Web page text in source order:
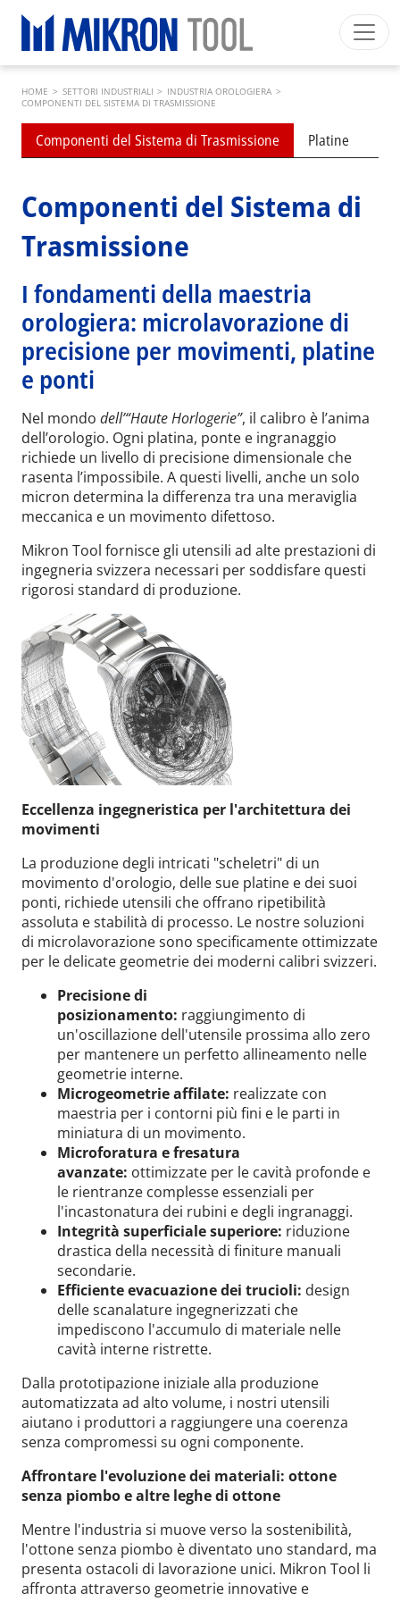
Italiano Area riservata
Main navigation
SETTORI INDUSTRIALI
SERVIZI
EXPERTISE
INSIDE MIKRON TOOL
Breadcrumb
HOME > SETTORI INDUSTRIALI > INDUSTRIA OROLOGIERA >
COMPONENTI DEL SISTEMA DI TRASMISSIONE
Submenu industries
Componenti del Sistema di Trasmissione Platine
Componenti del Sistema di
Trasmissione
I fondamenti della maestria
orologiera: microlavorazione di
precisione per movimenti, platine
e ponti
Nel mondo dell’“Haute Horlogerie”, il calibro è l’anima
dell’orologio. Ogni platina, ponte e ingranaggio
richiede un livello di precisione dimensionale che
rasenta l’impossibile. A questi livelli, anche un solo
micron determina la differenza tra una meraviglia
meccanica e un movimento difettoso.
Mikron Tool fornisce gli utensili ad alte prestazioni di
ingegneria svizzera necessari per soddisfare questi
rigorosi standard di produzione.
Eccellenza ingegneristica per l'architettura dei
movimenti
La produzione degli intricati "scheletri" di un
movimento d'orologio, delle sue platine e dei suoi
ponti, richiede utensili che offrano ripetibilità
assoluta e stabilità di processo. Le nostre soluzioni
di microlavorazione sono specificamente ottimizzate
per le delicate geometrie dei moderni calibri svizzeri.
Precisione di
posizionamento: raggiungimento di
un'oscillazione dell'utensile prossima allo zero
per mantenere un perfetto allineamento nelle
geometrie interne.
Microgeometrie affilate: realizzate con
maestria per i contorni più fini e le parti in
miniatura di un movimento.
Microforatura e fresatura
avanzate: ottimizzate per le cavità profonde e
le rientranze complesse essenziali per
l'incastonatura dei rubini e degli ingranaggi.
Integrità superficiale superiore: riduzione
drastica della necessità di finiture manuali
secondarie.
Efficiente evacuazione dei trucioli: design
delle scanalature ingegnerizzati che
impediscono l'accumulo di materiale nelle
cavità interne ristrette.
Dalla prototipazione iniziale alla produzione
automatizzata ad alto volume, i nostri utensili
aiutano i produttori a raggiungere una coerenza
senza compromessi su ogni componente.
Affrontare l'evoluzione dei materiali: ottone
senza piombo e altre leghe di ottone
Mentre l'industria si muove verso la sostenibilità,
l'ottone senza piombo è diventato uno standard, ma
presenta ostacoli di lavorazione unici. Mikron Tool li
affronta attraverso geometrie innovative e